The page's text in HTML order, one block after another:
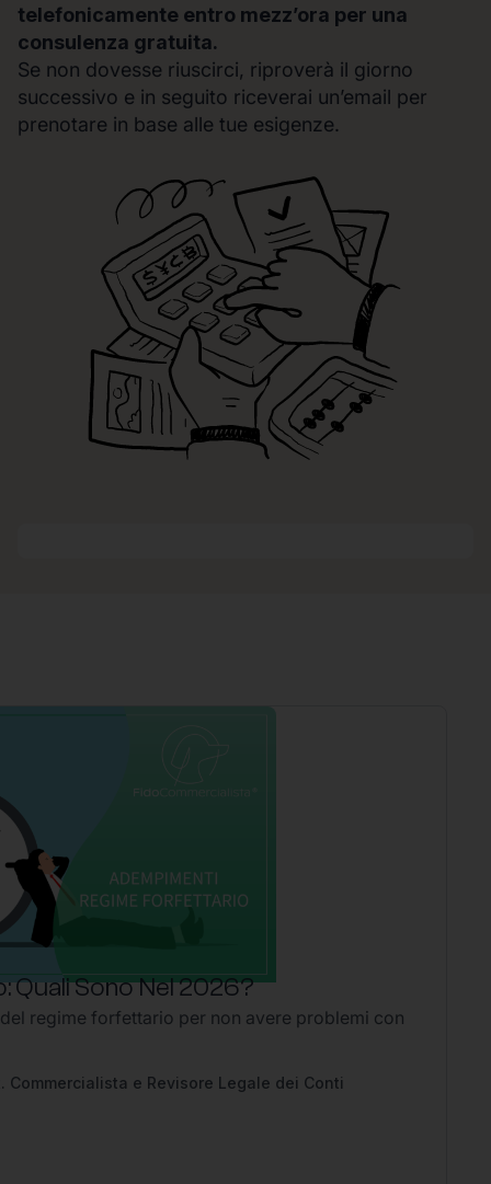
telefonicamente entro mezz’ora per una
consulenza gratuita.
Se non dovesse riuscirci, riproverà il giorno
successivo e in seguito riceverai un’email per
prenotare in base alle tue esigenze.
Sono Nel 2026?
regime forfettario per non avere problemi con
Commercialista e Revisore Legale dei Conti